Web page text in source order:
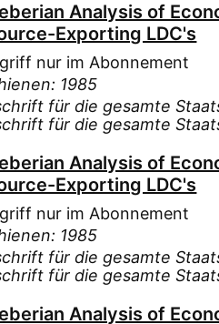
Analysis of
Exporting LDC's
nur im Abonnement
1985
für die gesamte
für die gesamte
Analysis of
Exporting LDC's
nur im Abonnement
1985
für die gesamte
für die gesamte
Analysis of